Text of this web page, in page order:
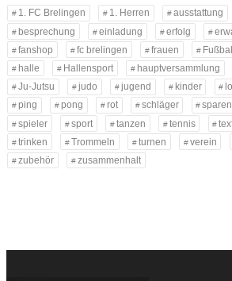
1. FC Brelingen 1. Herren ausstattung
besprechung
einladung erfolg
fanshop
fc brelingen frauen
halle
Hallensport hauptversammlung
Ju-Jutsu
judo jugend kinder
ping
pong rot schläger sparen
spieler
sport tanzen tennis
trinken
Trommeln turnen verein
zubehör
zusammenhalt